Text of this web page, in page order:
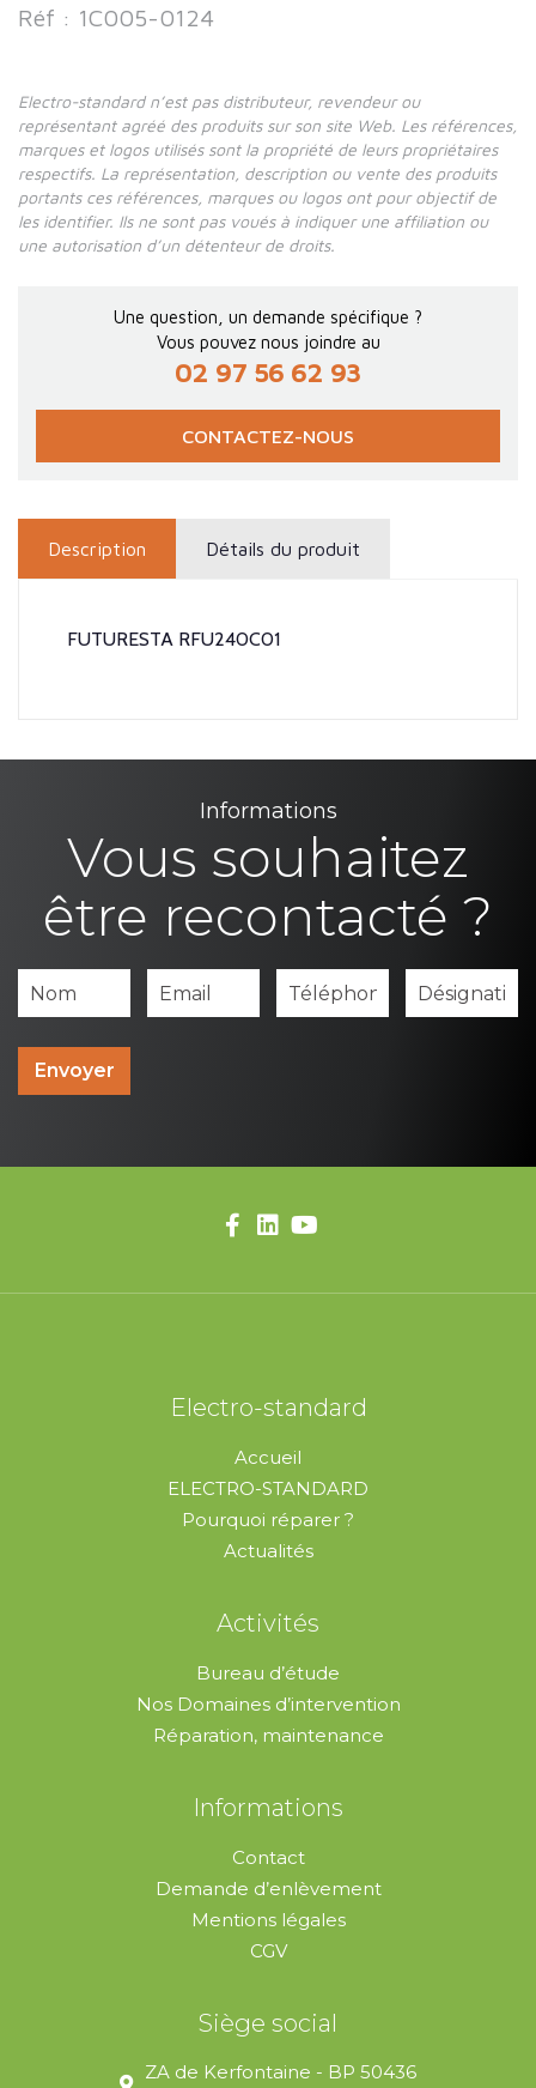
Réf : 1C005-0124
Electro-standard n’est pas distributeur, revendeur ou
représentant agréé des produits sur son site Web. Les références,
marques et logos utilisés sont la propriété de leurs propriétaires
respectifs. La représentation, description ou vente des produits
portants ces références, marques ou logos ont pour objectif de
les identifier. Ils ne sont pas voués à indiquer une affiliation ou
une autorisation d’un détenteur de droits.
Une question, un demande spécifique ?
Vous pouvez nous joindre au
02 97 56 62 93
CONTACTEZ-NOUS
Description Détails du produit
FUTURESTA RFU240C01
Informations
Vous souhaitez
être recontacté ?
Envoyer
Electro-standard
Accueil
ELECTRO-STANDARD
Pourquoi réparer ?
Actualités
Activités
Bureau d’étude
Nos Domaines d’intervention
Réparation, maintenance
Informations
Contact
Demande d’enlèvement
Mentions légales
CGV
Siège social
ZA de Kerfontaine - BP 50436